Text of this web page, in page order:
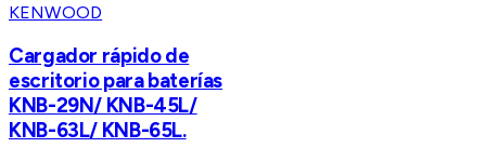
KENWOOD
Cargador rápido de
escritorio para baterías
KNB-29N/ KNB-45L/
KNB-63L/ KNB-65L.